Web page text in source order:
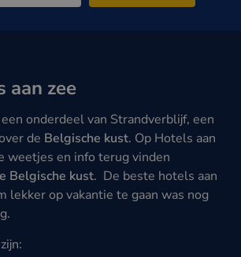
aan zee
onderdeel van Strandverblijf, een
de Belgische kust. Op Hotels aan
weetjes en info terug vinden
Belgische kust. De beste hotels aan
lekker op vakantie te gaan was nog